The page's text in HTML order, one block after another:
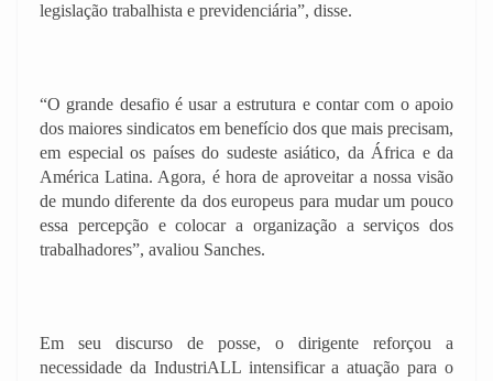
legislação trabalhista e previdenciária”, disse.
“O grande desafio é usar a estrutura e contar com o apoio
dos maiores sindicatos em benefício dos que mais precisam,
em especial os países do sudeste asiático, da África e da
América Latina. Agora, é hora de aproveitar a nossa visão
de mundo diferente da dos europeus para mudar um pouco
essa percepção e colocar a organização a serviços dos
trabalhadores”, avaliou Sanches.
Em seu discurso de posse, o dirigente reforçou a
necessidade da IndustriALL intensificar a atuação para o